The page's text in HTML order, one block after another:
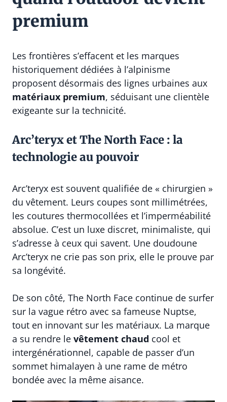
premium
Les frontières s’effacent et les marques
historiquement dédiées à l’alpinisme
proposent désormais des lignes urbaines aux
matériaux premium, séduisant une clientèle
exigeante sur la technicité.
Arc’teryx et The North Face : la
technologie au pouvoir
Arc’teryx est souvent qualifiée de « chirurgien »
du vêtement. Leurs coupes sont millimétrées,
les coutures thermocollées et l’imperméabilité
absolue. C’est un luxe discret, minimaliste, qui
s’adresse à ceux qui savent. Une doudoune
Arc’teryx ne crie pas son prix, elle le prouve par
sa longévité.
De son côté, The North Face continue de surfer
sur la vague rétro avec sa fameuse Nuptse,
tout en innovant sur les matériaux. La marque
a su rendre le vêtement chaud cool et
intergénérationnel, capable de passer d’un
sommet himalayen à une rame de métro
bondée avec la même aisance.